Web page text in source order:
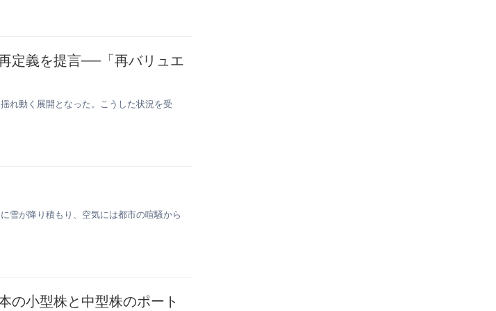
定義を提言──「再バリュエ
れ動く展開となった。こうした状況を受
雪が降り積もり、空気には都市の喧騒から
の小型株と中型株のポート